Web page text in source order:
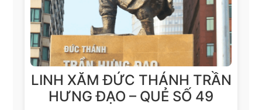
LINH XĂM ĐỨC THÁNH TRẦN
HƯNG ĐẠO – QUẺ SỐ 49